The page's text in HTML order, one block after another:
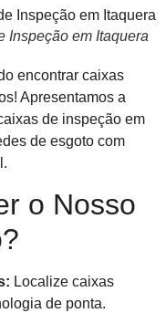
Inspeção em Itaquera
encontrar caixas
Apresentamos a
de inspeção em
de esgoto com
o Nosso
Localize caixas
de ponta.